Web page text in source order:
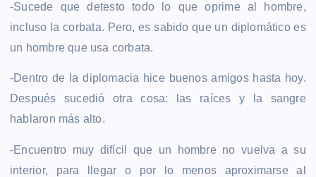
-Sucede que detesto todo lo que oprime al hombre,
incluso la corbata. Pero, es sabido que un diplomático es
un hombre que usa corbata.
-Dentro de la diplomacia hice buenos amigos hasta hoy.
Después sucedió otra cosa: las raíces y la sangre
hablaron más alto.
-Encuentro muy difícil que un hombre no vuelva a su
interior, para llegar o por lo menos aproximarse al